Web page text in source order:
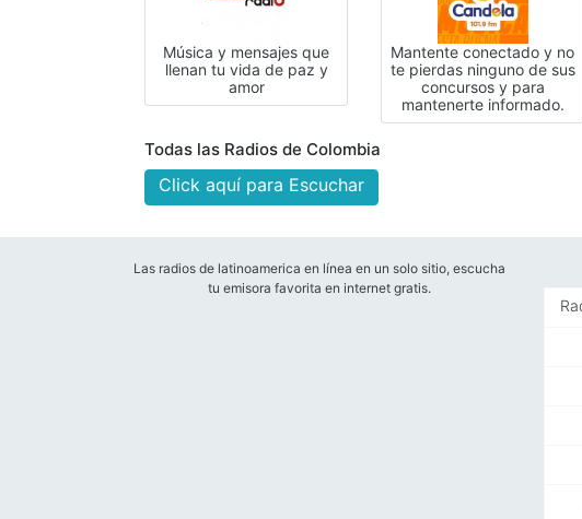
Música y mensajes que
llenan tu vida de paz y
amor
Mantente conectado y no
te pierdas ninguno de sus
concursos y para
mantenerte informado.
Todas las Radios de Colombia
Click aquí para Escuchar
Las radios de latinoamerica en línea en un solo sitio, escucha
tu emisora favorita en internet gratis.